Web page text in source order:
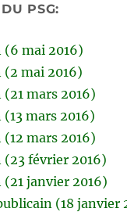
PSG:
(6 mai 2016)
(2 mai 2016)
(21 mars 2016)
(13 mars 2016)
(12 mars 2016)
(23 février 2016)
(21 janvier 2016)
(18 janvier